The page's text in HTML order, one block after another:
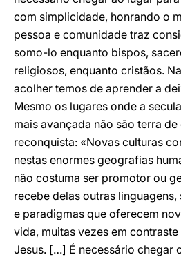
com simplicidade, honrando o
pessoa e comunidade traz
somo-lo enquanto bispos,
religiosos, enquanto cristãos.
acolher temos de aprender a
Mesmo os lugares onde a
mais avançada não são terra
reconquista: «Novas culturas
nestas enormes geografias
não costuma ser promotor ou
recebe delas outras
e paradigmas que oferecem
vida, muitas vezes em
Jesus. […] É necessário chegar